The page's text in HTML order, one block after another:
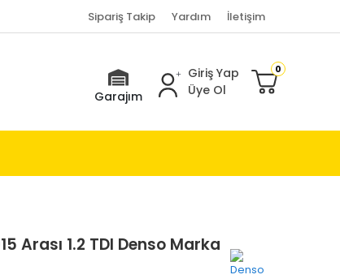
Sipariş Takip Yardım İletişim
Garajım
Giriş Yap
Üye Ol
0
Arası 1.2 TDI Denso Marka